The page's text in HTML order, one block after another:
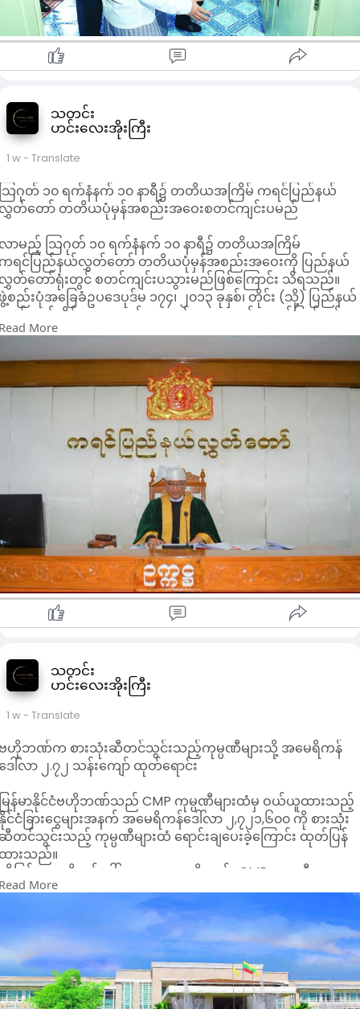
ပြီးတွင် တိုင်းဒေသကြီး ဝန်ကြီးချုပ်နှင့် အဖွဲ့သည် မတ္တရာမြို့နယ်၊
ကုန်းကျေးရွာရှိ အခြေခံပညာ အလယ်တန်းကျောင်း (ခွဲ) သို့
ားရောက်ခဲ့ပြီး အောင်မြေသာစံခရိုင် ပုသိမ်ကြီးမြို့နယ် ရွှေကျင်
တ်တွင် တပ်ဆင်ထားသည့် လူမျက်နှာမှတ်သားသိရှိမှုစနစ် (Face
System - FRS) စစ်ဆေးဆောင်ရွက်နေမှု
သတင်း
ဟင်းလေးအိုးကြီး
1 w- Translate
ြဂုတ် ၁၀ ရက်နံနက် ၁၀ နာရီ၌ တတိယအကြိမ် ကရင်ပြည်နယ်
တ်တော် တတိယပုံမှန်အစည်းအဝေးစတင်ကျင်းပမည်
ာမည့် သြဂုတ် ၁၀ ရက်နံနက် ၁၀ နာရီ၌ တတိယအကြိမ်
ရင်ပြည်နယ်လွှတ်တော် တတိယပုံမှန်အစည်းအဝေးကို ပြည်နယ်
တ်တော်ရုံးတွင် စတင်ကျင်းပသွားမည်ဖြစ်ကြောင်း သိရသည်။
စည်းပုံအခြေခံဥပဒေပုဒ်မ ၁၇၄၊ ၂၀၁၃ ခုနှစ်၊ တိုင်း (သို့) ပြည်နယ်
တ်တော်ဆိုင်ရာဥပဒေပုဒ်မ ၃၀ နှင့် ၂၀၁၃ ခုနှစ်၊ ကရင်ပြည်နယ်
တ်တော်ဆိုင်ရာနည်းဥပဒေ ၃၊ နည်းဥပဒေခွဲ(ခ)တို့အရ တတိယ
ကြိမ် ကရင်ပြည်နယ်လွှတ်တော် တတိယပုံမှန်အစည်းအဝေး
ျင်းပမည့်ရက်ကို အသိပေးကြေညာခဲ့ခြင်းဖြစ်ကြောင်း သိရသည်။
More
သတင်း
ဟင်းလေးအိုးကြီး
1 w- Translate
ဟိုဘဏ်က စားသုံးဆီတင်သွင်းသည့်ကုမ္ပဏီများသို့ အမေရိကန်
ေါ်လာ ၂.၇၂ သန်းကျော် ထုတ်ရောင်း
ြန်မာနိုင်ငံဗဟိုဘဏ်သည် CMP ကုမ္ပဏီများထံမှ ဝယ်ယူထားသည့်
င်ငံခြားငွေများအနက် အမေရိကန်ဒေါ်လာ ၂,၇၂၁,၆၀၀ ကို စားသုံး
တင်သွင်းသည့် ကုမ္ပဏီများထံ ရောင်းချပေးခဲ့ကြောင်း ထုတ်ပြန်
ားသည်။
ပြင် အမေရိကန်ဒေါ်လာ ၁၇,၄၅၀ ကိုလည်း CMP ကုမ္ပဏီများ
သို့ ရောင်းချပေးခဲ့ကြောင်း သိရသည်။
င်းအပြင် FX Trading တွင် နိုင်ငံခြားငွေ ဝယ်ယူရရှိမှုအရ စားသုံး
ကဏ္ဍမှ ၂၆ ရာခိုင်နှုန်းနှင့် စက်သုံးဆီကဏ္ဍမှ ၂၆ ရာခိုင်နှုန်း ဖြင့်
များဆုံးပါဝင်ခဲ့သည်။
င်းနောက် Non Trade Transaction များနှင့်အခြားကုန်ပစ္စည်း
ျားက (၁၃ ရာခိုင်နှုန်း)၊ ကားနှင့် ဆိုင်ကယ်အပိုပစ္စည်းများက (၇
ာခိုင်နှုန်း)၊ ဓာတ်မြေဩဇာက (၇ ရာခိုင်နှုန်း)၊ ဆေးနှင့် ဆေးဝါး
More